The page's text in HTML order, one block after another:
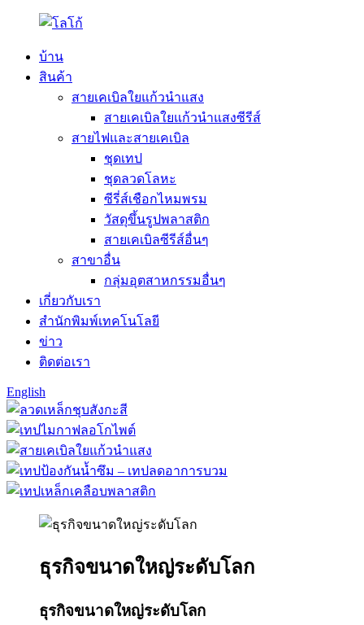
บ้าน
สินค้า
สายเคเบิลใยแก้วนำแสง
สายเคเบิลใยแก้วนำแสงซีรีส์
สายไฟและสายเคเบิล
ชุดเทป
ชุดลวดโลหะ
ซีรี่ส์เชือกไหมพรม
วัสดุขึ้นรูปพลาสติก
สายเคเบิลซีรีส์อื่นๆ
สาขาอื่น
กลุ่มอุตสาหกรรมอื่นๆ
เกี่ยวกับเรา
สำนักพิมพ์เทคโนโลยี
ข่าว
ติดต่อเรา
English
ธุรกิจขนาดใหญ่ระดับโลก
ธุรกิจขนาดใหญ่ระดับโลก